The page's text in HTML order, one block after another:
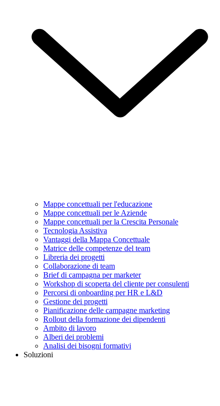
Mappe concettuali per l'educazione
Mappe concettuali per le Aziende
Mappe concettuali per la Crescita Personale
Tecnologia Assistiva
Vantaggi della Mappa Concettuale
Matrice delle competenze del team
Libreria dei progetti
Collaborazione di team
Brief di campagna per marketer
Workshop di scoperta del cliente per consulenti
Percorsi di onboarding per HR e L&D
Gestione dei progetti
Pianificazione delle campagne marketing
Rollout della formazione dei dipendenti
Ambito di lavoro
Alberi dei problemi
Analisi dei bisogni formativi
Soluzioni